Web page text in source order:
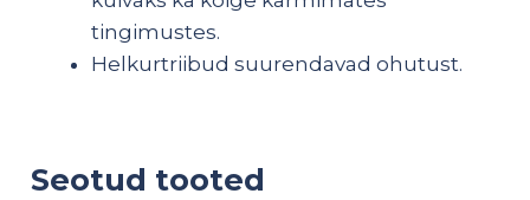
tingimustes.
Helkurtriibud suurendavad ohutust.
Seotud tooted